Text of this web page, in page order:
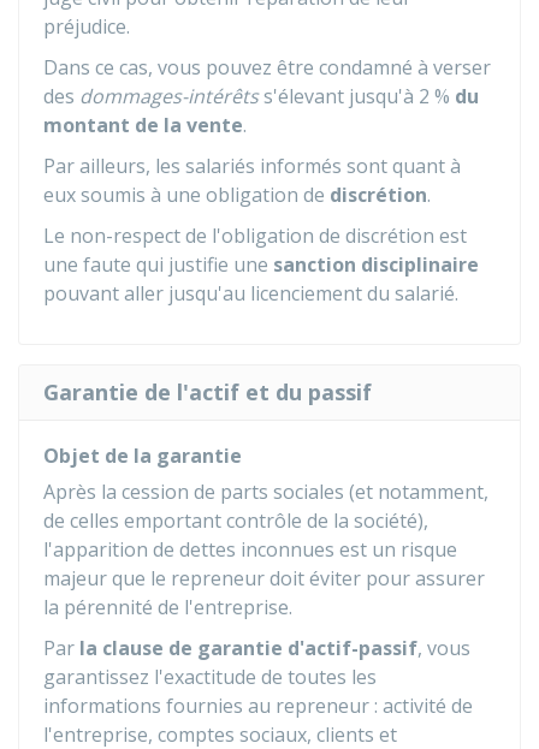
préjudice.
Dans ce cas, vous pouvez être condamné à verser
des dommages-intérêtss'élevant jusqu'à 2 % du
montant de la vente.
Par ailleurs, les salariés informés sont quant à
eux soumis à une obligation de discrétion.
Le non-respect de l'obligation de discrétion est
une faute qui justifie une sanction disciplinaire
pouvant aller jusqu'au licenciement du salarié.
Garantie de l'actif et du passif
Objet de la garantie
Après la cession de parts sociales (et notamment,
de celles emportant contrôle de la société),
l'apparition de dettes inconnues est un risque
majeur que le repreneur doit éviter pour assurer
la pérennité de l'entreprise.
Par la clause de garantie d'actif-passif, vous
garantissez l'exactitude de toutes les
informations fournies au repreneur : activité de
l'entreprise, comptes sociaux, clients et